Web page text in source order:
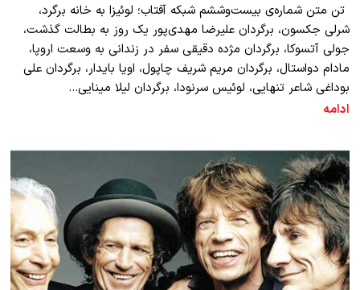
تن متن شماره‌ی بیست‌وششم شبکه‌ آفتاب؛ لوئیزا به خانه برگرد،
شرلی جکسون، برگردان علیرضا مهدی‌پور یک روز به بطالت گذشت،
جولی آتسوکا، برگردان مژده دقیقی سفر در زندانی به وسعت اروپا،
مادام دواستال، برگردان مریم شریف چاپول، اویا بایدار، برگردان علی
بوداغی شاعر تنهایی، لوئیس سرنودا، برگردان لیلا مینایی…
ادامه